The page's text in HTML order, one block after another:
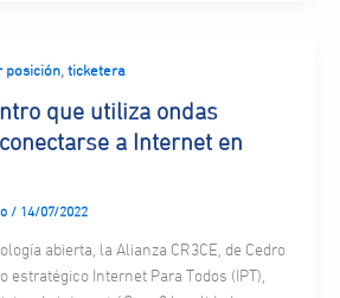
posición, ticketera
que utiliza ondas
a Internet en
/ 14/07/2022
abierta, la Alianza CR3CE, de Cedro
estratégico Internet Para Todos (IPT),